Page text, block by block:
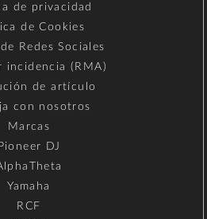
de privacidad
de Cookies
Redes Sociales
incidencia (RMA)
de artículo
con nosotros
Marcas
Pioneer DJ
Yamaha
RCF